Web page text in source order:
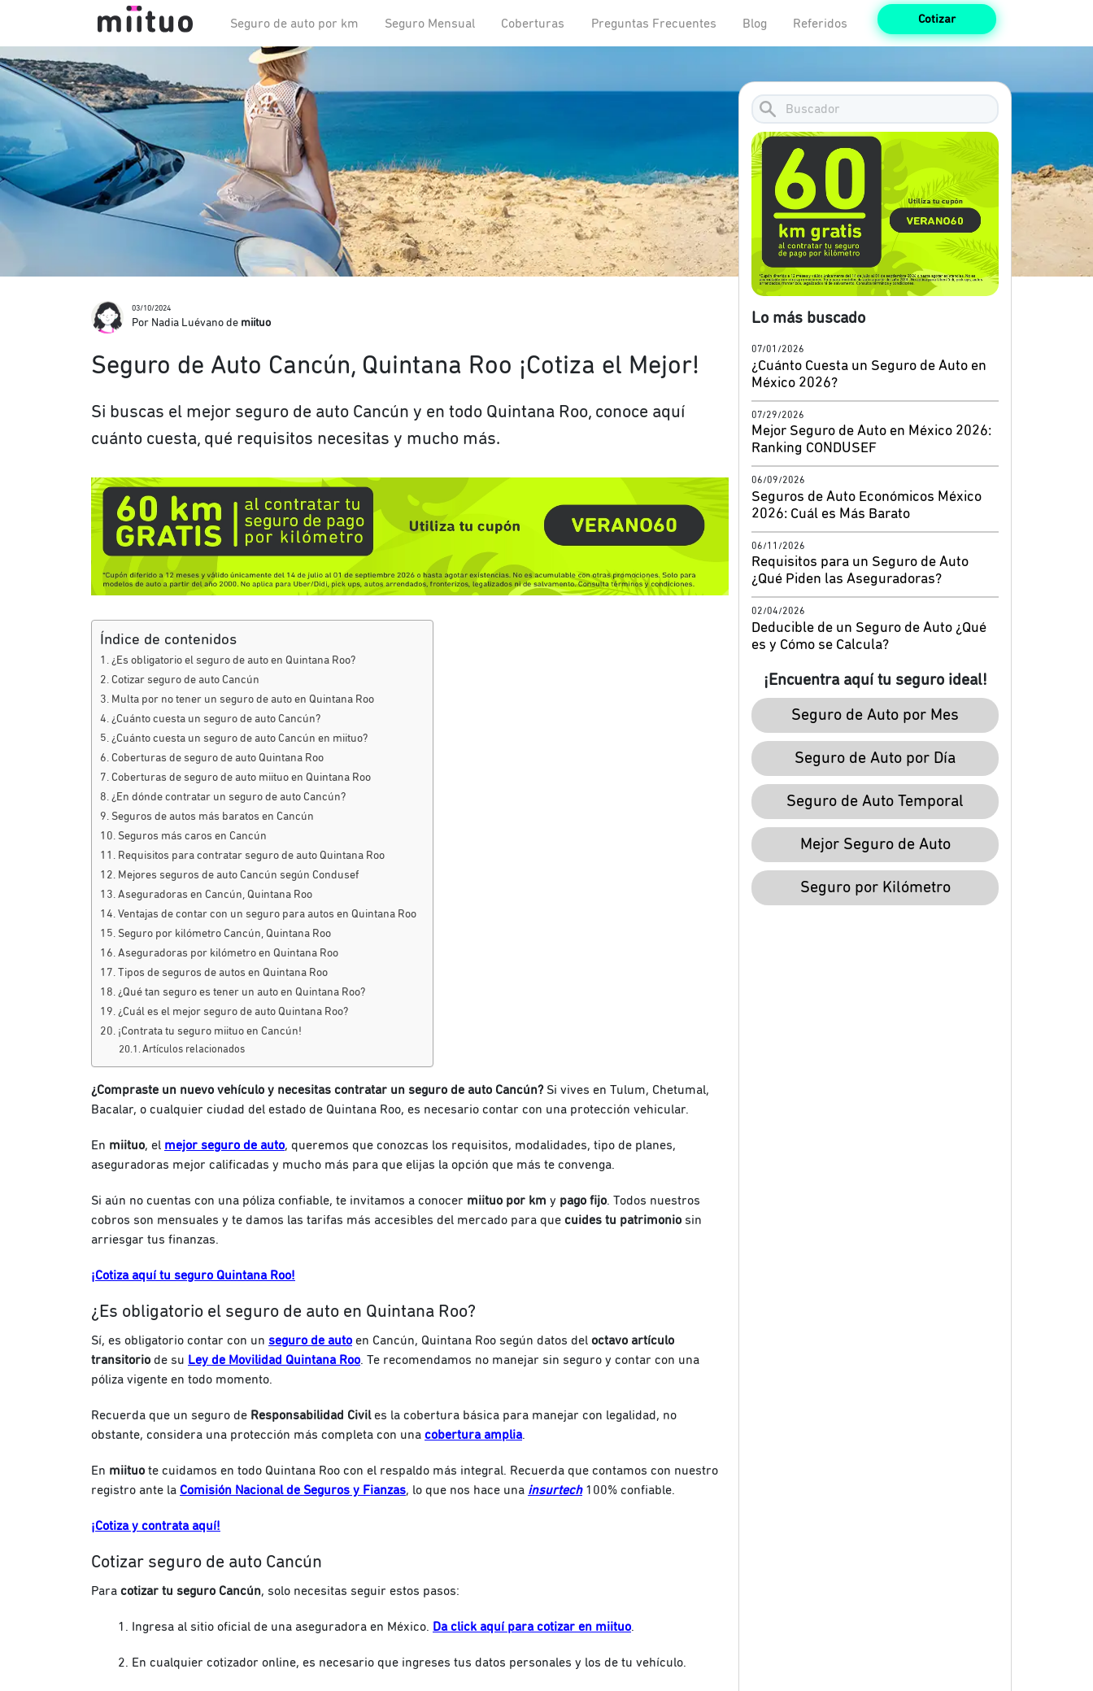
Cotizar
Seguro de auto por km Seguro Mensual Coberturas Preguntas Frecuentes Blog Referidos
Lo más buscado
07/01/2026
¿Cuánto Cuesta un Seguro de Auto en
México 2026?
07/29/2026
Mejor Seguro de Auto en México 2026:
Ranking CONDUSEF
06/09/2026
Seguros de Auto Económicos México
2026: Cuál es Más Barato
06/11/2026
Requisitos para un Seguro de Auto
¿Qué Piden las Aseguradoras?
02/04/2026
Deducible de un Seguro de Auto ¿Qué
es y Cómo se Calcula?
¡Encuentra aquí tu seguro ideal!
Seguro de Auto por Mes
Seguro de Auto por Día
Seguro de Auto Temporal
Mejor Seguro de Auto
Seguro por Kilómetro
03/10/2024
Por Nadia Luévano de miituo
Seguro de Auto Cancún, Quintana Roo ¡Cotiza el Mejor!
Si buscas el mejor seguro de auto Cancún y en todo Quintana Roo, conoce aquí
cuánto cuesta, qué requisitos necesitas y mucho más.
Índice de contenidos
¿Es obligatorio el seguro de auto en Quintana Roo?
Cotizar seguro de auto Cancún
Multa por no tener un seguro de auto en Quintana Roo
¿Cuánto cuesta un seguro de auto Cancún?
¿Cuánto cuesta un seguro de auto Cancún en miituo?
Coberturas de seguro de auto Quintana Roo
Coberturas de seguro de auto miituo en Quintana Roo
¿En dónde contratar un seguro de auto Cancún?
Seguros de autos más baratos en Cancún
Seguros más caros en Cancún
Requisitos para contratar seguro de auto Quintana Roo
Mejores seguros de auto Cancún según Condusef
Aseguradoras en Cancún, Quintana Roo
Ventajas de contar con un seguro para autos en Quintana Roo
Seguro por kilómetro Cancún, Quintana Roo
Aseguradoras por kilómetro en Quintana Roo
Tipos de seguros de autos en Quintana Roo
¿Qué tan seguro es tener un auto en Quintana Roo?
¿Cuál es el mejor seguro de auto Quintana Roo?
¡Contrata tu seguro miituo en Cancún!
Artículos relacionados
¿Compraste un nuevo vehículo y necesitas contratar un seguro de auto Cancún?Si vives en Tulum, Chetumal,
Bacalar, o cualquier ciudad del estado de Quintana Roo, es necesario contar con una protección vehicular.
En miituo, el mejor seguro de auto, queremos que conozcas los requisitos, modalidades, tipo de planes,
aseguradoras mejor calificadas y mucho más para que elijas la opción que más te convenga.
Si aún no cuentas con una póliza confiable, te invitamos a conocer miituo por km y pago fijo. Todos nuestros
cobros son mensuales y te damos las tarifas más accesibles del mercado para que cuides tu patrimonio sin
arriesgar tus finanzas.
¡Cotiza aquí tu seguro Quintana Roo!
¿Es obligatorio el seguro de auto en Quintana Roo?
Sí, es obligatorio contar con un seguro de auto en Cancún, Quintana Roo según datos del octavo artículo
transitorio de su Ley de Movilidad Quintana Roo. Te recomendamos no manejar sin seguro y contar con una
póliza vigente en todo momento.
Recuerda que un seguro de Responsabilidad Civiles la cobertura básica para manejar con legalidad, no
obstante, considera una protección más completa con una cobertura amplia.
En miituo te cuidamos en todo Quintana Roo con el respaldo más integral. Recuerda que contamos con nuestro
registro ante la Comisión Nacional de Seguros y Fianzas, lo que nos hace una insurtech 100% confiable.
¡Cotiza y contrata aquí!
Cotizar seguro de auto Cancún
Para cotizar tu seguro Cancún, solo necesitas seguir estos pasos:
Ingresa al sitio oficial de una aseguradora en México. Da click aquí para cotizar en miituo.
En cualquier cotizador online, es necesario que ingreses tus datos personales y los de tu vehículo.